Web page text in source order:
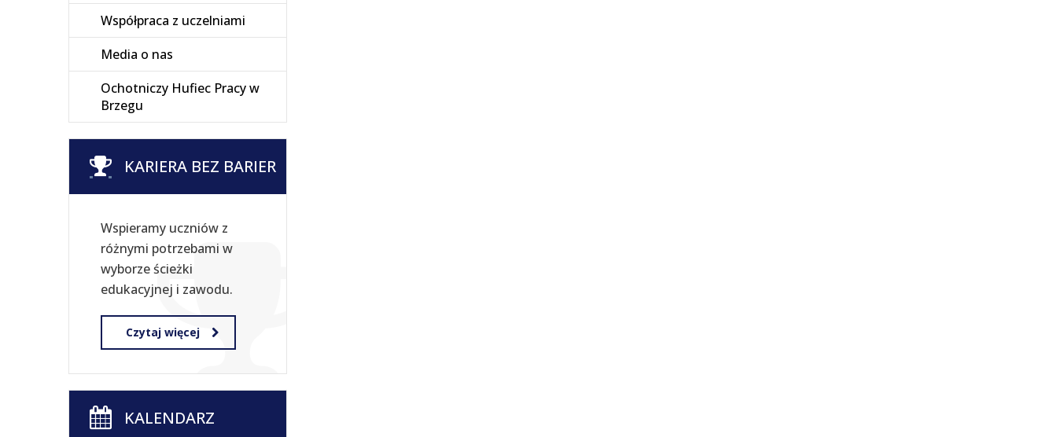
Współpraca z uczelniami
Media o nas
Ochotniczy Hufiec Pracy w
Brzegu
KARIERA BEZ BARIER
Wspieramy uczniów z
różnymi potrzebami w
wyborze ścieżki
edukacyjnej i zawodu.
Czytaj więcej
KALENDARZ